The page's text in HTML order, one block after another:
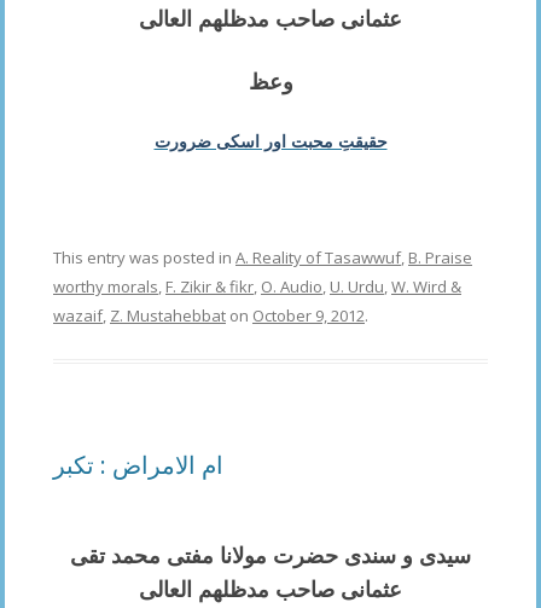
عثمانی صاحب مدظلھم العالی
وعظ
حقیقتِ محبت اور اسکی ضرورت
This entry was posted in A. Reality of Tasawwuf, B. Praise
worthy morals, F. Zikir & fikr, O. Audio, U. Urdu,W. Wird &
wazaif, Z. Mustahebbat on October 9, 2012.
ام الامراض : تکبر
سیدی و سندی حضرت مولانا مفتی محمد تقی
عثمانی صاحب مدظلھم العالی